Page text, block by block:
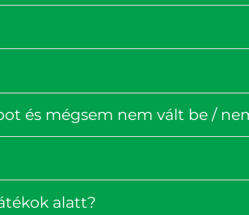
és mégsem nem vált be /
alatt?